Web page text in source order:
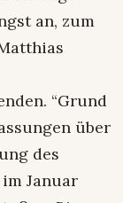
an, zum
“Grund
über
des
Januar